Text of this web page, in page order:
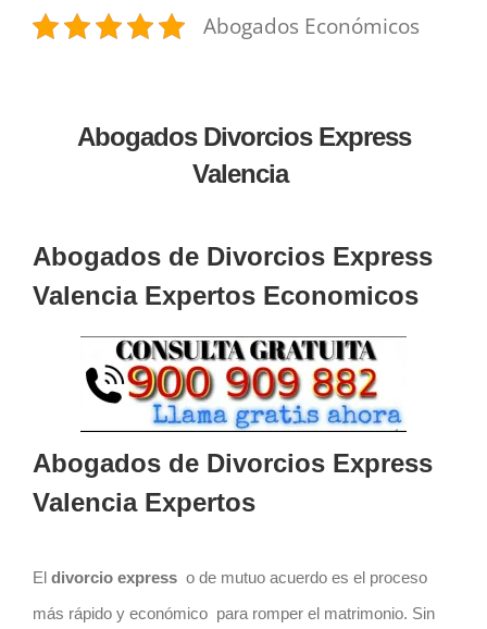
Abogados Económicos
Abogados Divorcios Express
Valencia
Abogados de Divorcios Express
Valencia Expertos Economicos
Abogados de Divorcios Express
Valencia Expertos
El divorcio expresso de mutuo acuerdo es el proceso
más rápido y económico para romper el matrimonio. Sin